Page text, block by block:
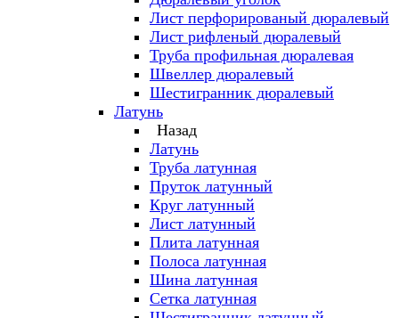
Лист перфорированый дюралевый
Лист рифленый дюралевый
Труба профильная дюралевая
Швеллер дюралевый
Шестигранник дюралевый
Латунь
Назад
Латунь
Труба латунная
Пруток латунный
Круг латунный
Лист латунный
Плита латунная
Полоса латунная
Шина латунная
Сетка латунная